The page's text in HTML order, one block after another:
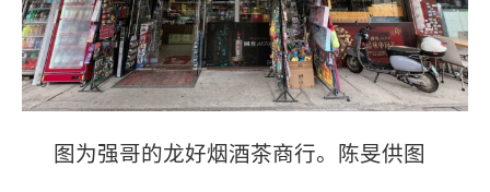
图为强哥的龙好烟酒茶商行。陈旻供图